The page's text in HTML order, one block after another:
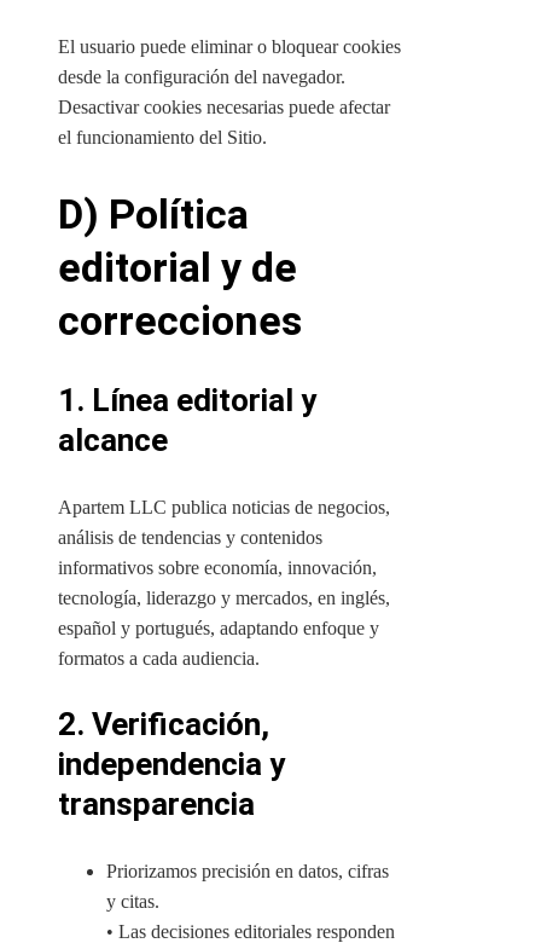
El usuario puede eliminar o bloquear cookies
desde la configuración del navegador.
Desactivar cookies necesarias puede afectar
el funcionamiento del Sitio.
D) Política
editorial y de
correcciones
1. Línea editorial y
alcance
Apartem LLC publica noticias de negocios,
análisis de tendencias y contenidos
informativos sobre economía, innovación,
tecnología, liderazgo y mercados, en inglés,
español y portugués, adaptando enfoque y
formatos a cada audiencia.
2. Verificación,
independencia y
transparencia
Priorizamos precisión en datos, cifras
y citas.
• Las decisiones editoriales responden